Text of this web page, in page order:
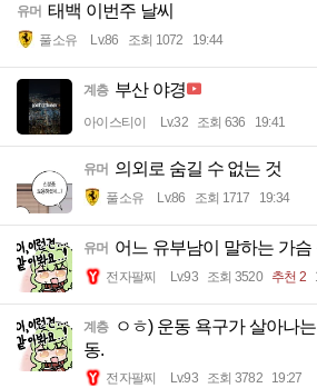
유머 태백 이번주 날씨
풀소유 Lv.86 조회 1072 19:44
계층 부산 야경
아이스티이 Lv.32 조회 636 19:41
유머 의외로 숨길 수 없는 것
풀소유 Lv.86 조회 1717 19:34
유머 어느 유부남이 말하는 가슴
전자팔찌 Lv.93 조회 3520 추천 2
계층
ㅇㅎ) 운동 욕구가 살아나
동.
전자팔찌 Lv.93 조회 3782 19:27